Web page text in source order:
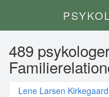
489
Lene Larsen Kirkegaard